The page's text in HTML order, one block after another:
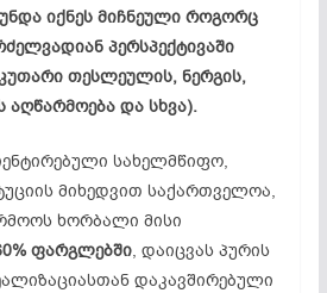
იქნეს მიჩნეული როგორც
პერსპექტივაში
თესლეულის, ნერგის,
აღწარმოება და სხვა).
სახელმწიფო,
მიხედვით საქართველოა,
ხორბალი მისი
ფარგლებში, დაიცვას პურის
დაკავშირებული